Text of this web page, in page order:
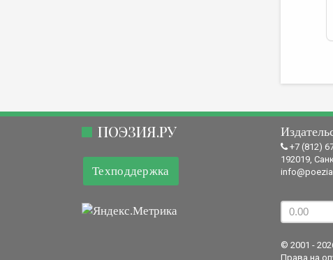
ПОЭЗИЯ.РУ
Техподдержка
+7 (812)
192019,
© 2001 -
Права на